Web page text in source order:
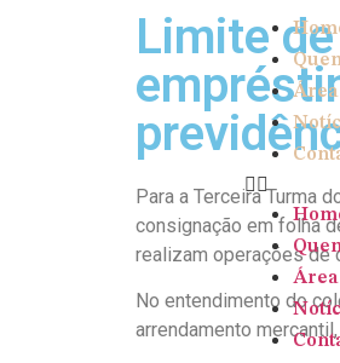
Área
Área
Limite
Para a Terceira Turma
consignação em folha
realizam operações de
No entendimento do
arrendamento